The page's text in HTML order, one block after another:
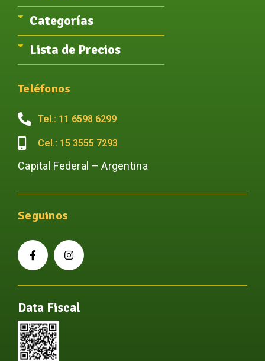
Categorías
Lista de Precios
Teléfonos
Tel.: 11 6598 6299
Cel.: 15 3555 7293
Capital Federal – Argentina
Seguinos
Data Fiscal